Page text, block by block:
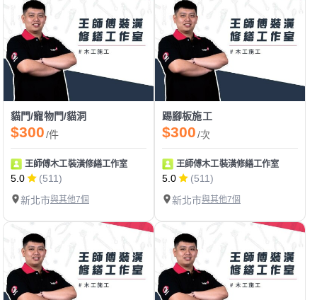
貓門/寵物門/貓洞
$300/件
王師傅木工裝潢修繕工作室
5.0
(511)
新北市與其他7個
踢腳板施工
$300/次
王師傅木工裝潢修繕工作室
5.0
(511)
新北市與其他7個